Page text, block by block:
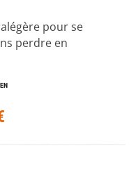
pour se
perdre en